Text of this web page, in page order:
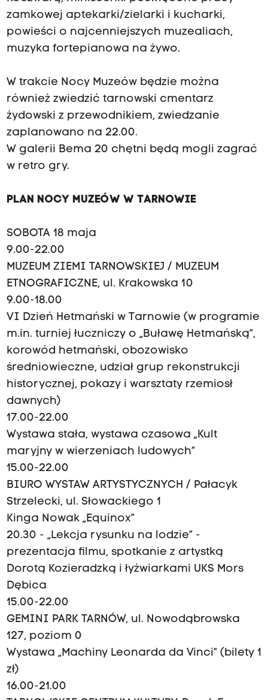
zamkowej aptekarki/zielarki i kucharki,
powieści o najcenniejszych muzealiach,
muzyka fortepianowa na żywo.
W trakcie Nocy Muzeów będzie można
również zwiedzić tarnowski cmentarz
żydowski z przewodnikiem, zwiedzanie
zaplanowano na 22.00.
W galerii Bema 20 chętni będą mogli zagrać
w retro gry.
PLAN NOCY MUZEÓW W TARNOWIE
SOBOTA 18 maja
9.00-22.00
MUZEUM ZIEMI TARNOWSKIEJ / MUZEUM
ETNOGRAFICZNE, ul. Krakowska 10
9.00-18.00
VI Dzień Hetmański w Tarnowie (w programie
m.in. turniej łuczniczy o „Buławę Hetmańską”,
korowód hetmański, obozowisko
średniowieczne, udział grup rekonstrukcji
historycznej, pokazy i warsztaty rzemiosł
dawnych)
17.00-22.00
Wystawa stała, wystawa czasowa „Kult
maryjny w wierzeniach ludowych”
15.00-22.00
BIURO WYSTAW ARTYSTYCZNYCH / Pałacyk
Strzelecki, ul. Słowackiego 1
Kinga Nowak „Equinox”
20.30 - „Lekcja rysunku na lodzie” -
prezentacja filmu, spotkanie z artystką
Dorotą Kozieradzką i łyżwiarkami UKS Mors
Dębica
15.00-22.00
GEMINI PARK TARNÓW, ul. Nowodąbrowska
127, poziom 0
Wystawa „Machiny Leonarda da Vinci” (bilety 1
zł)
16.00-21.00